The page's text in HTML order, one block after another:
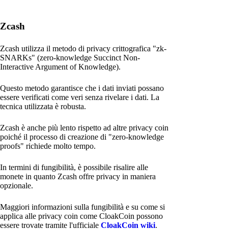
Zcash
Zcash utilizza il metodo di privacy crittografica "zk-
SNARKs" (zero-knowledge Succinct Non-
Interactive Argument of Knowledge).
Questo metodo garantisce che i dati inviati possano
essere verificati come veri senza rivelare i dati. La
tecnica utilizzata è robusta.
Zcash è anche più lento rispetto ad altre privacy coin
poiché il processo di creazione di "zero-knowledge
proofs" richiede molto tempo.
In termini di fungibilità, è possibile risalire alle
monete in quanto Zcash offre privacy in maniera
opzionale.
Maggiori informazioni sulla fungibilità e su come si
applica alle privacy coin come CloakCoin possono
essere trovate tramite l'ufficiale CloakCoin wiki.